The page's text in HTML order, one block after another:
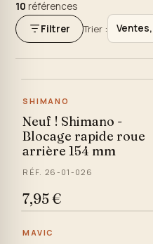
10 références
Filtrer
Trier :
SHIMANO
Neuf ! Shimano -
Blocage rapide roue
arrière 154 mm
RÉF. 26-01-026
7,95 €
MAVIC